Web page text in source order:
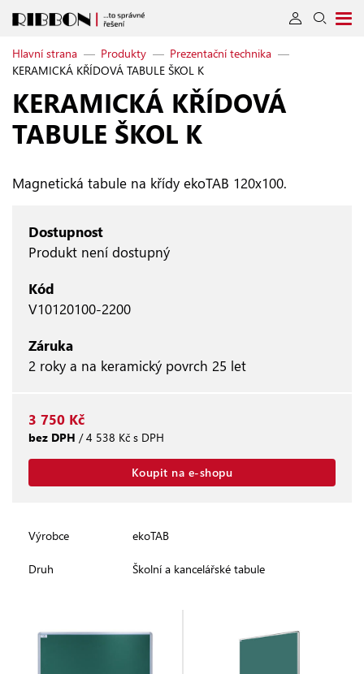
Hlavní strana — Produkty — Prezentační technika —
KERAMICKÁ KŘÍDOVÁ TABULE ŠKOL K
KERAMICKÁ KŘÍDOVÁ
TABULE ŠKOL K
Magnetická tabule na křídy ekoTAB 120x100.
Dostupnost
Produkt není dostupný
Kód
V10120100-2200
Záruka
2 roky a na keramický povrch 25 let
3 750 Kč
bez DPH / 4 538 Kč s DPH
Koupit na e-shopu
Výrobce ekoTAB
Druh Školní a kancelářské tabule